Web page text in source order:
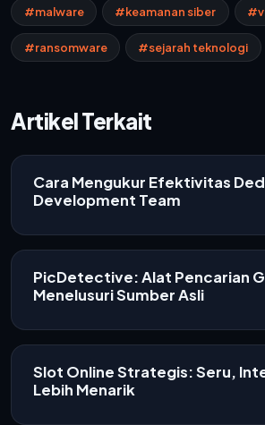
#malware #keamanan siber
#ransomware #sejarah teknologi
Artikel Terkait
Cara Mengukur Efektivitas
Development Team
PicDetective: Alat Pencarian
Menelusuri Sumber Asli
Slot Online Strategis: Seru,
Lebih Menarik